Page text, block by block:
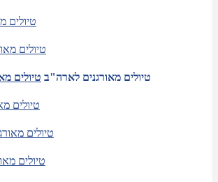
טיולים
טיולים
טיולים מאורגנים לארה"ב טיולים
טיולים
טיולים
טיולים